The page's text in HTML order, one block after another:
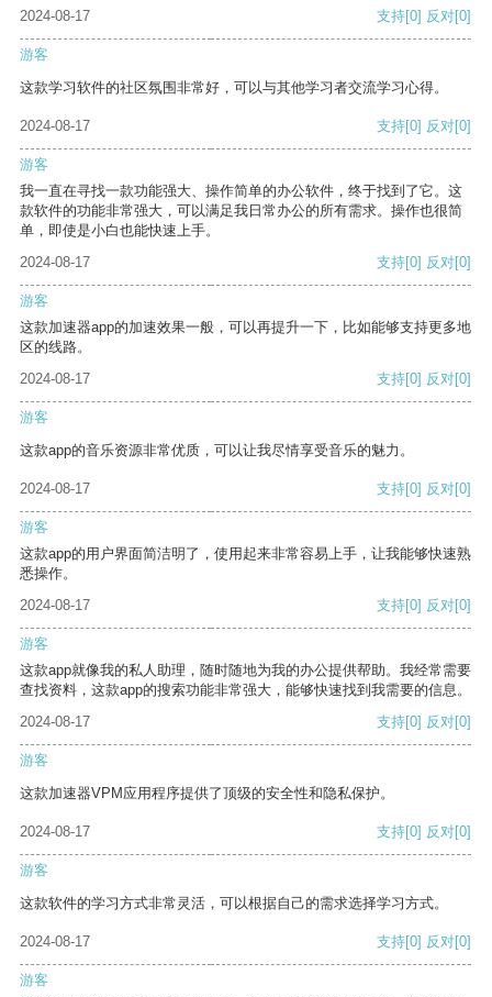
2024-08-17 支持[0] 反对[0]
游客
这款学习软件的社区氛围非常好，可以与其他学习者交流学习心得。
2024-08-17 支持[0] 反对[0]
游客
我一直在寻找一款功能强大、操作简单的办公软件，终于找到了它。这
款软件的功能非常强大，可以满足我日常办公的所有需求。操作也很简
单，即使是小白也能快速上手。
2024-08-17
支持[0] 反对[0]
游客
这款加速器app的加速效果一般，可以再提升一下，比如能够支持更多地
区的线路。
2024-08-17
支持[0] 反对[0]
游客
这款app的音乐资源非常优质，可以让我尽情享受音乐的魅力。
2024-08-17 支持[0] 反对[0]
游客
这款app的用户界面简洁明了，使用起来非常容易上手，让我能够快速熟
悉操作。
2024-08-17
支持[0] 反对[0]
游客
这款app就像我的私人助理，随时随地为我的办公提供帮助。我经常需要
查找资料，这款app的搜索功能非常强大，能够快速找到我需要的信息。
2024-08-17
支持[0] 反对[0]
游客
这款加速器VPM应用程序提供了顶级的安全性和隐私保护。
2024-08-17 支持[0] 反对[0]
游客
这款软件的学习方式非常灵活，可以根据自己的需求选择学习方式。
2024-08-17 支持[0] 反对[0]
游客